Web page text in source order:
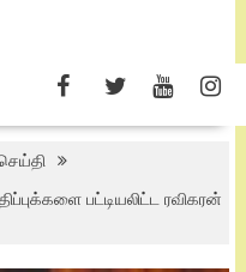
பட்டியலிட்ட ரவிகரன்